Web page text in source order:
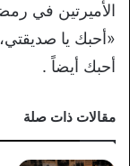
الأميرتين في
«أحبك يا
أحبك أيضاً .
مقالات ذات صلة